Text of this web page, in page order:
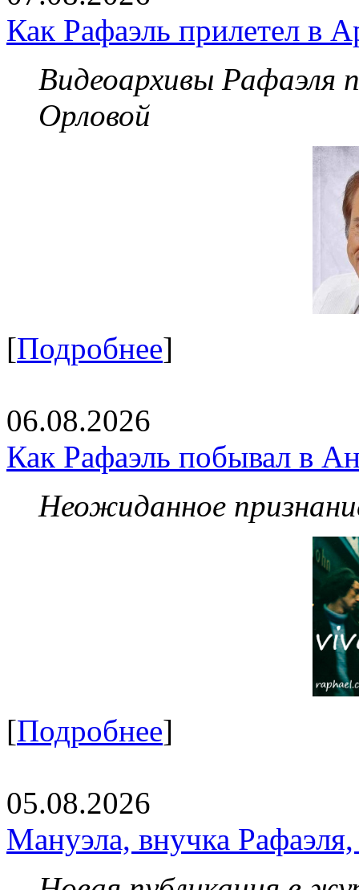
Как Рафаэль прилетел в
Видеоархивы Рафаэля
Орловой
[Подробнее]
06.08.2026
Как Рафаэль побывал в
Неожиданное
[Подробнее]
05.08.2026
Мануэла, внучка